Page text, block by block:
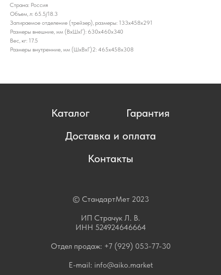
Страна: Россия
Объем, л: 65.5/18.3
Запираемое отделение (трейзер), размеры: 133x458x291
Размеры внешние, мм (ВхШхГ): 630x460x340
Вес, кг: 17.5
Размеры внутренние, мм (ШхВхГ)2: 465x458x308
Каталог
Гарантия
Доставка и оплата
Контакты
© СтандартМет 2023
ИП Страчук Л. В.
ИНН 524924646664
Отдел продаж: +7 (929) 053-77-30
E-mail: info@aiko.market